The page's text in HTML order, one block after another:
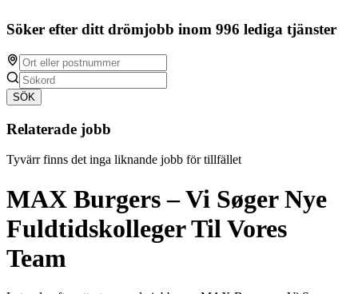
Söker efter ditt drömjobb inom 996 lediga tjänster
SÖK
Relaterade jobb
Tyvärr finns det inga liknande jobb för tillfället
MAX Burgers – Vi Søger Nye
Fuldtidskolleger Til Vores
Team